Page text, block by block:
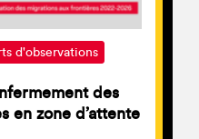
d'observations
des
en zone d’attente